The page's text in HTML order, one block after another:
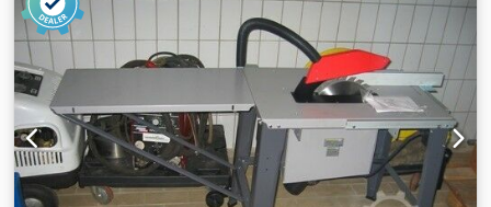
главного двигателя [кВт]: 5,5 - Диаметр посадочного
отверстия для оси [мм]: 30 - Минимальный диаметр
пильного диска [мм]: 400 - Максимальный диаметр
пильного диска [мм]: 450 - Длина стола [мм]: 1500 -
Ширина стола [мм]: 1050 - Минимальный угол наклона [°]:
0 Cjdpfjzrm S Ijx Amyeha - Максимальный угол наклона [°]:
45 - Напряжение [В]: 400 - Потребляемый ток [А]: 8,5 -
Предохранитель [А]: 16 - Мощность [кВт]: 7,3 - Габариты
при транспортировке: 1850 мм x 1050 мм x 1400 мм (длина